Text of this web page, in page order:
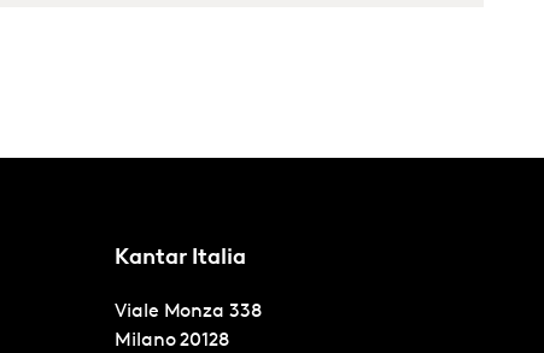
Kantar Italia
Viale Monza 338
Milano 20128